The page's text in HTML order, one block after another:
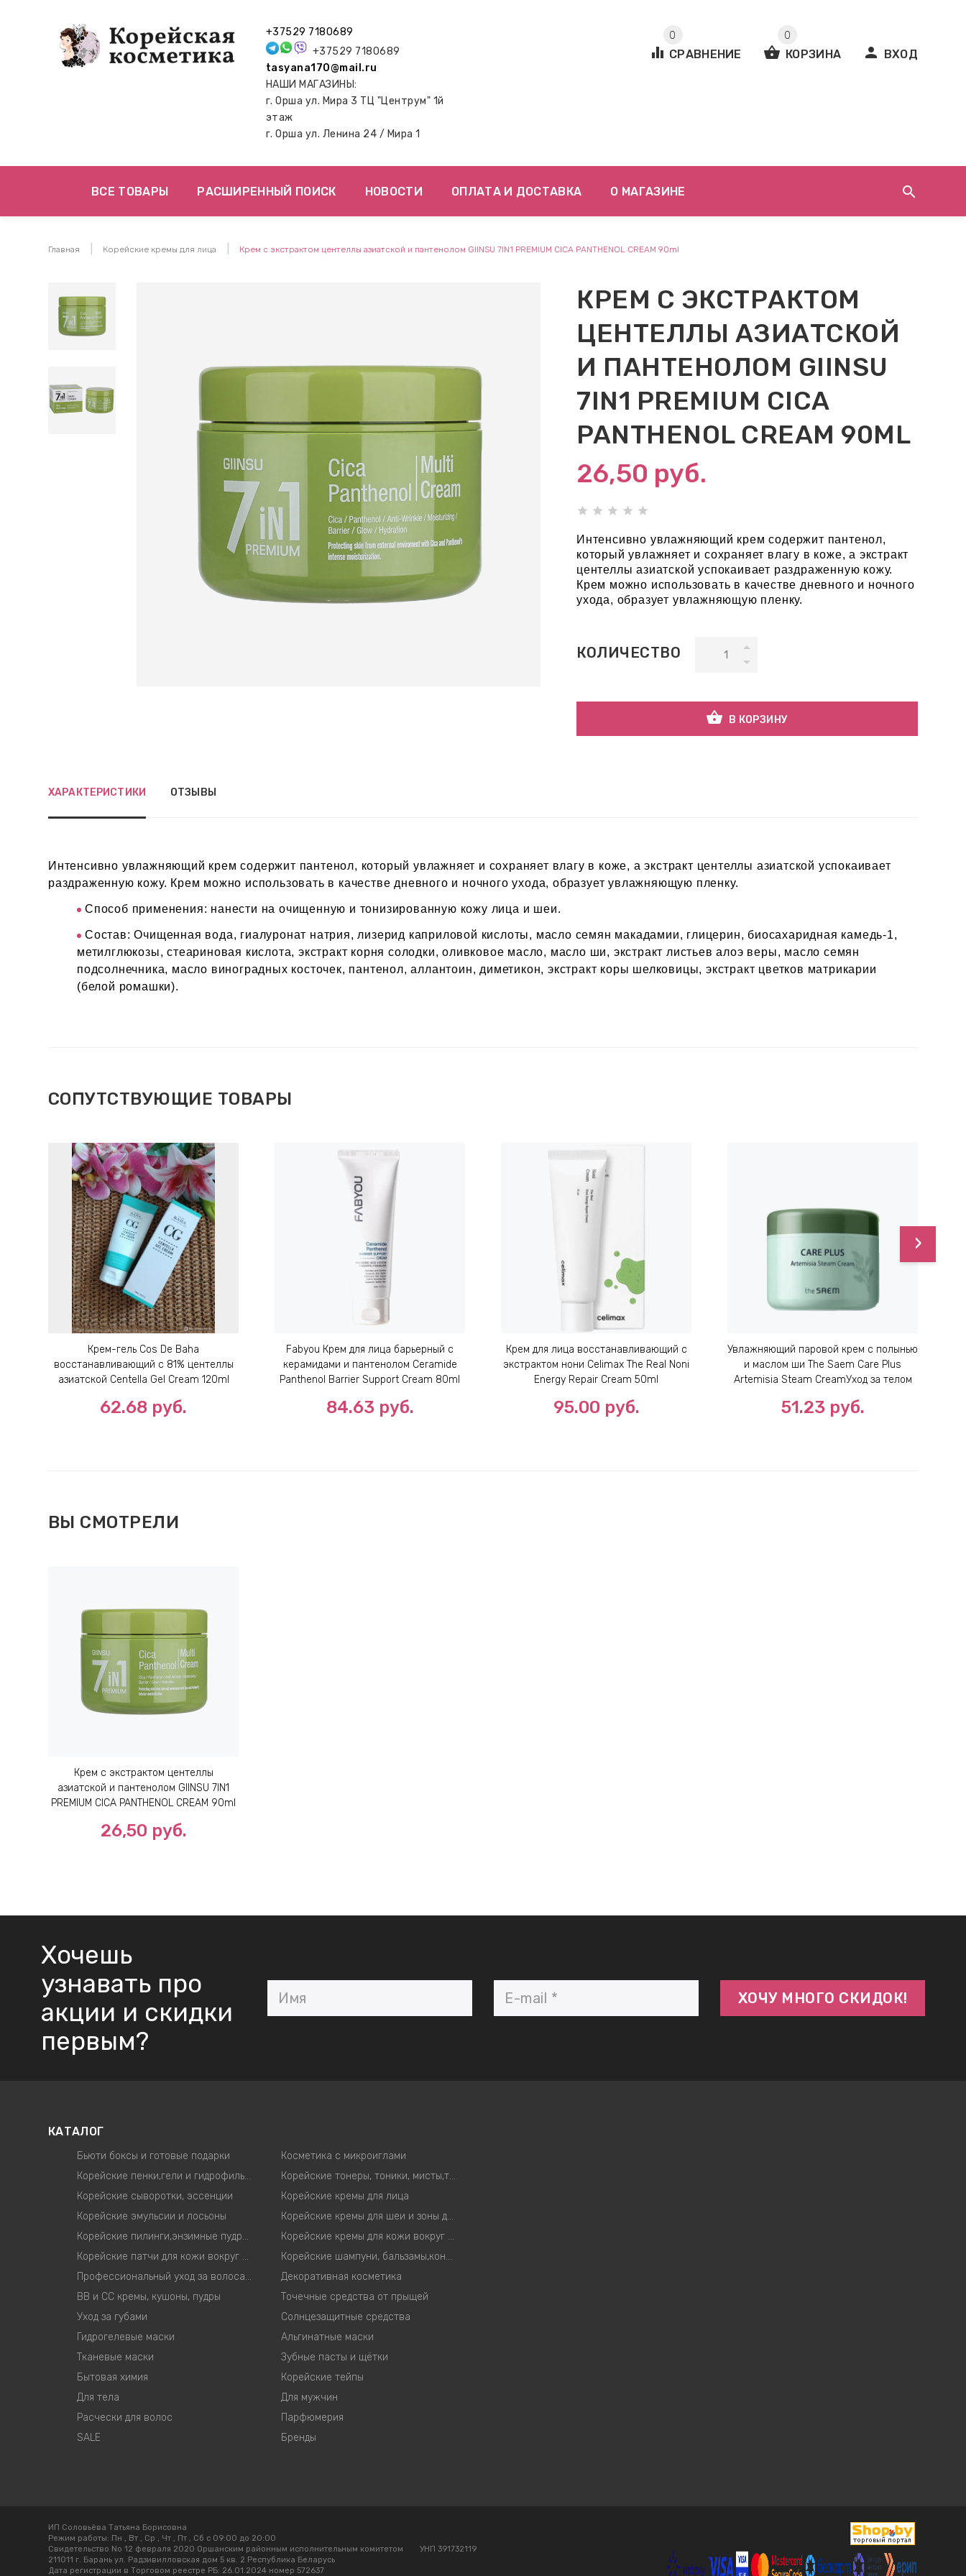
+37529 7180689
+37529 7180689
tasyana170@mail.ru
НАШИ МАГАЗИНЫ:
г. Орша ул. Мира 3 ТЦ "Центрум" 1й
этаж
г. Орша ул. Ленина 24 / Мира 1
person ВХОД
shopping_basket КОРЗИНА
0
equalizer СРАВНЕНИЕ
0
ВСЕ ТОВАРЫ РАСШИРЕННЫЙ ПОИСК НОВОСТИ ОПЛАТА И ДОСТАВКА О МАГАЗИНЕ search
Главная Корейские кремы для лица Крем с экстрактом центеллы азиатской и пантенолом GIINSU 7IN1 PREMIUM CICA PANTHENOL CREAM 90ml
КРЕМ С ЭКСТРАКТОМ
ЦЕНТЕЛЛЫ АЗИАТСКОЙ
И ПАНТЕНОЛОМ GIINSU
7IN1 PREMIUM CICA
PANTHENOL CREAM 90ML
26,50 руб.
Интенсивно увлажняющий крем содержит пантенол,
который увлажняет и сохраняет влагу в коже, а экстракт
центеллы азиатской успокаивает раздраженную кожу.
Крем можно использовать в качестве дневного и ночного
ухода, образует увлажняющую пленку.
КОЛИЧЕСТВО
shopping_basket В КОРЗИНУ
ХАРАКТЕРИСТИКИ ОТЗЫВЫ
Интенсивно увлажняющий крем содержит пантенол, который увлажняет и сохраняет влагу в коже, а экстракт центеллы азиатской успокаивает
раздраженную кожу. Крем можно использовать в качестве дневного и ночного ухода, образует увлажняющую пленку.
Способ применения: нанести на очищенную и тонизированную кожу лица и шеи.
Состав: Очищенная вода, гиалуронат натрия, лизерид каприловой кислоты, масло семян макадамии, глицерин, биосахаридная камедь-1,
метилглюкозы, стеариновая кислота, экстракт корня солодки, оливковое масло, масло ши, экстракт листьев алоэ веры, масло семян
подсолнечника, масло виноградных косточек, пантенол, аллантоин, диметикон, экстракт коры шелковицы, экстракт цветков матрикарии
(белой ромашки).
СОПУТСТВУЮЩИЕ ТОВАРЫ
Крем-гель Cos De Baha
восстанавливающий с 81% центеллы
азиатской Centella Gel Cream 120ml
62.68 руб.
Fabyou Крем для лица барьерный с
керамидами и пантенолом Ceramide
Panthenol Barrier Support Cream 80ml
84.63 руб.
Крем для лица восстанавливающий с
экстрактом нони Celimax The Real Noni
Energy Repair Cream 50ml
95.00 руб.
Увлажняющий паровой крем с полынью
и маслом ши The Saem Care Plus
Artemisia Steam CreamУход за телом
51.23 руб.
›
ВЫ СМОТРЕЛИ
Крем с экстрактом центеллы
азиатской и пантенолом GIINSU 7IN1
PREMIUM CICA PANTHENOL CREAM 90ml
26,50 руб.
Хочешь
узнавать про
акции и скидки
первым?
КАТАЛОГ
Бьюти боксы и готовые подарки
Косметика с микроиглами
Корейские пенки,гели и гидрофильные масла
Корейские тонеры, тоники, мисты,тонер-пэды
Корейские сыворотки, эссенции
Корейские кремы для лица
Корейские эмульсии и лосьоны
Корейские кремы для шеи и зоны декольте
Корейские пилинги,энзимные пудры,скрабы для лица
Корейские кремы для кожи вокруг глаз
Корейские патчи для кожи вокруг глаз
Корейские шампуни, бальзамы,кондиционеры, маски
Профессиональный уход за волосами
Декоративная косметика
ВВ и СС кремы, кушоны, пудры
Точечные средства от прыщей
Уход за губами
Солнцезащитные средства
Гидрогелевые маски
Альгинатные маски
Тканевые маски
Зубные пасты и щётки
Бытовая химия
Корейские тейпы
Для тела
Для мужчин
Расчески для волос
Парфюмерия
SALE
Бренды
ИП Соловьёва Татьяна Борисовна
Режим работы: Пн , Вт , Ср , Чт , Пт , Сб c 09:00 до 20:00
Свидетельство No 12 февраля 2020 Оршанским районным исполнительным комитетом
УНП 391732119
211011 г. Барань ул. Радзивилловская дом 5 кв. 2 Республика Беларусь
Дата регистрации в Торговом реестре РБ: 26.01.2024 номер 572637